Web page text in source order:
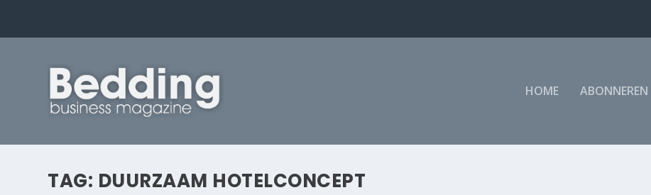
HOME ABONNEREN
TAG: DUURZAAM HOTELCONCEPT